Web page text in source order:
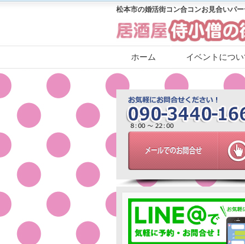
松本市の婚活街コン合コンお見合いパ
ホーム イベントについ